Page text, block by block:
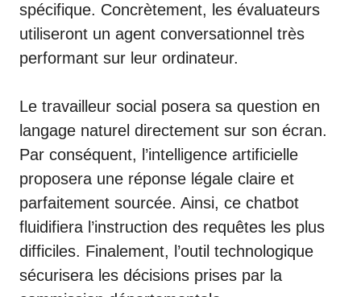
spécifique. Concrètement, les évaluateurs
utiliseront un agent conversationnel très
performant sur leur ordinateur.
Le travailleur social posera sa question en
langage naturel directement sur son écran.
Par conséquent, l’intelligence artificielle
proposera une réponse légale claire et
parfaitement sourcée. Ainsi, ce chatbot
fluidifiera l’instruction des requêtes les plus
difficiles. Finalement, l’outil technologique
sécurisera les décisions prises par la